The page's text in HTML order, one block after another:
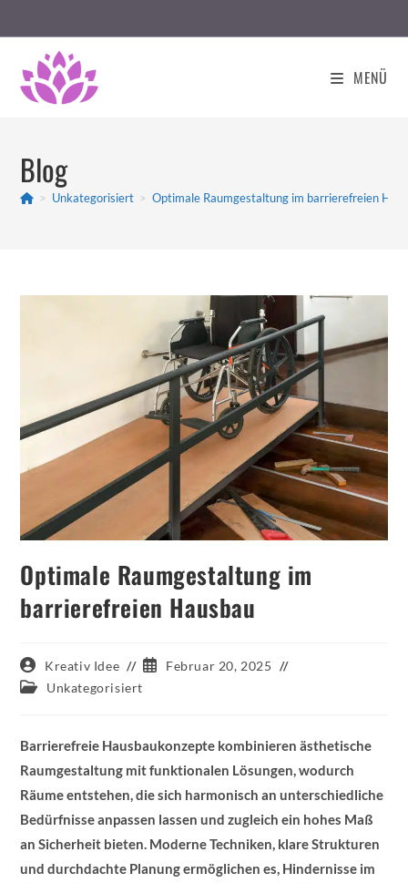
Inhalt
springen
MENÜ
Blog
> Unkategorisiert > Optimale Raumgestaltung im barrierefreien
Optimale Raumgestaltung im
barrierefreien Hausbau
Beitrags-
Autor:
Kreativ Idee
BeitragFebruar 20, 2025
Beitrags-Unkategorisiert
Barrierefreie Hausbaukonzepte kombinieren ästhetische
Raumgestaltung mit funktionalen Lösungen, wodurch
Räume entstehen, die sich harmonisch an unterschiedliche
Bedürfnisse anpassen lassen und zugleich ein hohes Maß
an Sicherheit bieten. Moderne Techniken, klare Strukturen
und durchdachte Planung ermöglichen es, Hindernisse im